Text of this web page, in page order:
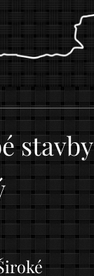
stavby